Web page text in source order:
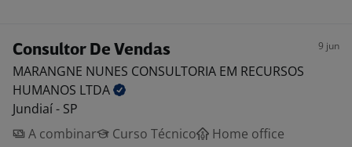
Consultor De Vendas 9 jun
MARANGNE NUNES CONSULTORIA EM RECURSOS
HUMANOS LTDA
Jundiaí - SP
A combinar
Curso Técnico Home office